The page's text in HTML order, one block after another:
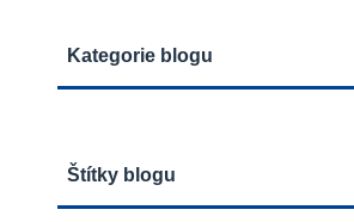
Kategorie blogu
Štítky blogu